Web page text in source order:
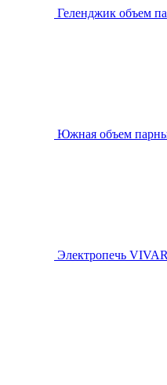
Геленджик объем
Южная объем
Электропечь